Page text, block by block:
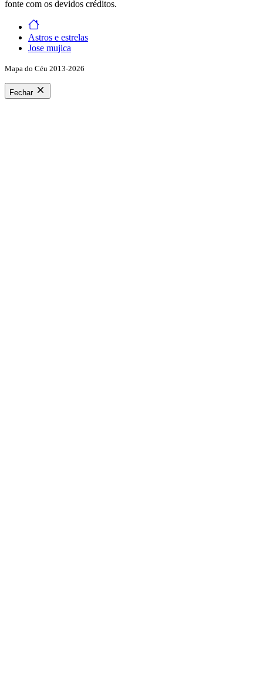
fonte com os devidos créditos.
Astros e estrelas
Jose mujica
Mapa do Céu 2013-2026
Fechar